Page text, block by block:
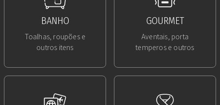
BANHO
Toalhas, roupões e
outros itens
GOURMET
Aventais, porta
temperos e outros